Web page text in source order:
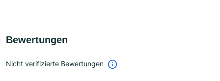
Bewertungen
Nicht verifizierte Bewertungen